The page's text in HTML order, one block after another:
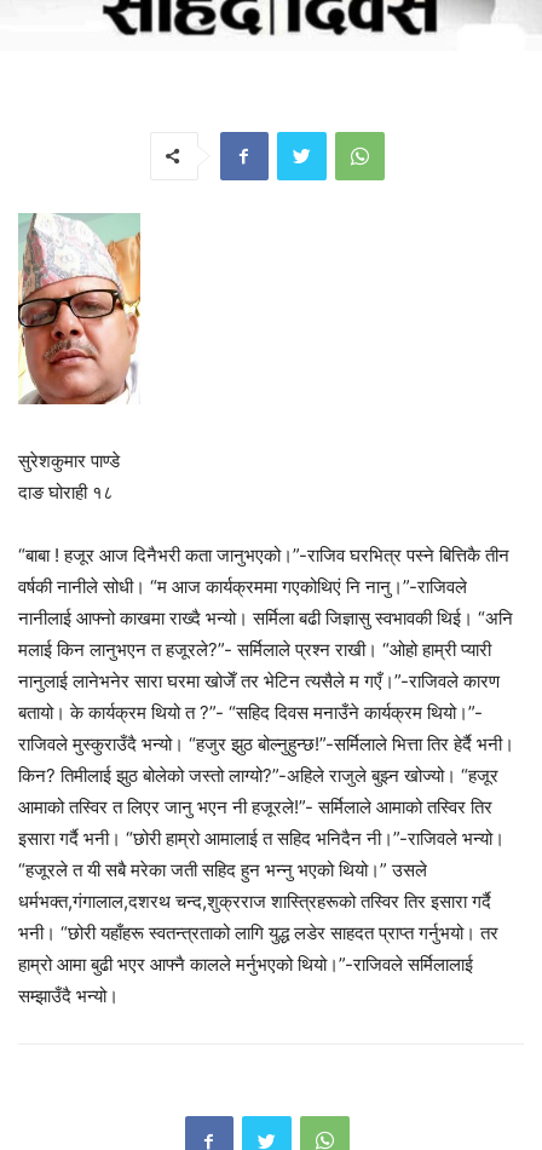
सुरेशकुमार पाण्डे
दाङ घोराही १८
“बाबा ! हजूर आज दिनैभरी कता जानुभएको।”-राजिव घरभित्र पस्ने बित्तिकै तीन
वर्षकी नानीले सोधी। “म आज कार्यक्रममा गएकोथिएं नि नानु।”-राजिवले
नानीलाई आफ्नो काखमा राख्दै भन्यो। सर्मिला बढी जिज्ञासु स्वभावकी थिई। “अनि
मलाई किन लानुभएन त हजूरले?”- सर्मिलाले प्रश्न राखी। “ओहो हाम्री प्यारी
नानुलाई लानेभनेर सारा घरमा खोजेँ तर भेटिन त्यसैले म गएँ।”-राजिवले कारण
बतायो। के कार्यक्रम थियो त ?”- “सहिद दिवस मनाउँने कार्यक्रम थियो।”-
राजिवले मुस्कुराउँदै भन्यो। “हजुर झुठ बोल्नुहुन्छ!”-सर्मिलाले भित्ता तिर हेर्दै भनी।
किन? तिमीलाई झुठ बोलेको जस्तो लाग्यो?”-अहिले राजुले बुझ्न खोज्यो। “हजूर
आमाको तस्विर त लिएर जानु भएन नी हजूरले!”- सर्मिलाले आमाको तस्विर तिर
इसारा गर्दै भनी। “छोरी हाम्रो आमालाई त सहिद भनिदैन नी।”-राजिवले भन्यो।
“हजूरले त यी सबै मरेका जती सहिद हुन भन्नु भएको थियो।” उसले
धर्मभक्त,गंगालाल,दशरथ चन्द,शुक्रराज शास्त्रिहरूको तस्विर तिर इसारा गर्दै
भनी। “छोरी यहाँहरू स्वतन्त्रताको लागि युद्ध लडेर साहदत प्राप्त गर्नुभयो। तर
हाम्रो आमा बुढी भएर आफ्नै कालले मर्नुभएको थियो।”-राजिवले सर्मिलालाई
सम्झाउँदै भन्यो।